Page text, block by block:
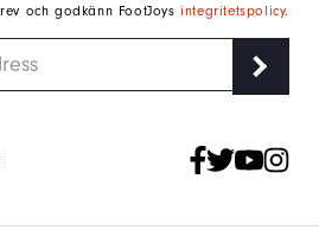
och godkänn FootJoysintegritetspolicy.